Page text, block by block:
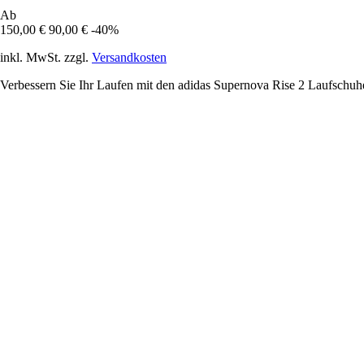
Ab
150,00 € 90,00 € -40%
inkl. MwSt. zzgl. Versandkosten
Verbessern Sie Ihr Laufen mit den adidas Supernova Rise 2